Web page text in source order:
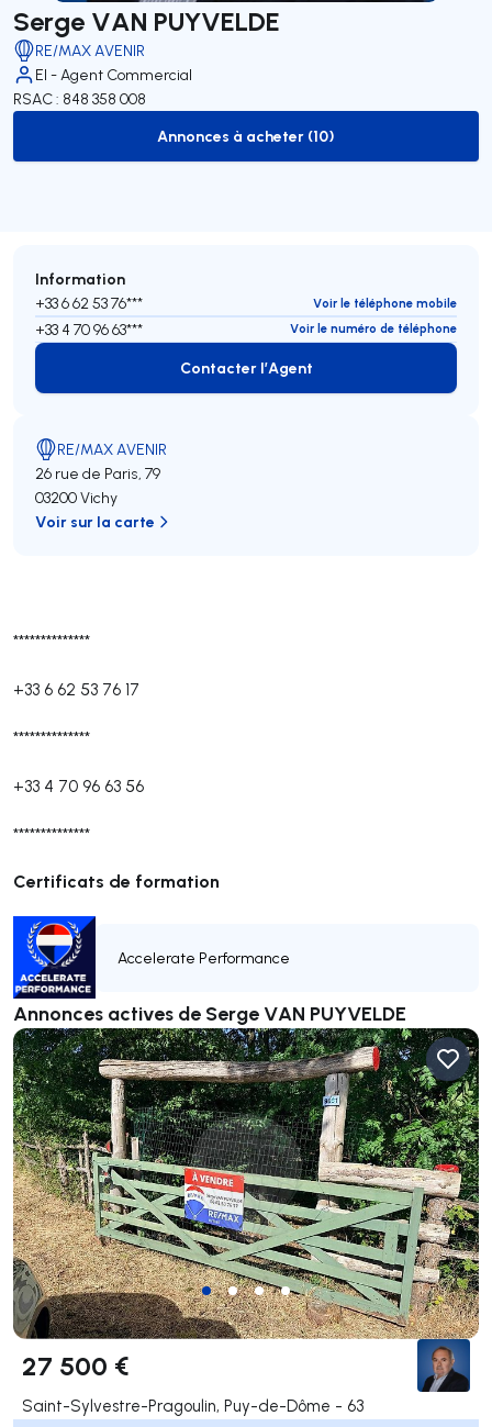
Serge VAN PUYVELDE
RE/MAX AVENIR
EI - Agent Commercial
RSAC : 848 358 008
to-buy-listing
Annonces à acheter (10)
**************
+33 6 62 53 76 17
**************
+33 4 70 96 63 56
**************
Certificats de formation
Accelerate Performance
Annonces actives de Serge VAN PUYVELDE
27 500 €
Saint-Sylvestre-Pragoulin, Puy-de-Dôme - 63
Information
+33 6 62 53 76*** Voir le téléphone mobile
+33 4 70 96 63*** Voir le numéro de téléphone
Contacter l’Agent
Contacter l’Agent
RE/MAX AVENIR
26 rue de Paris, 79
03200 Vichy
Voir sur la carte